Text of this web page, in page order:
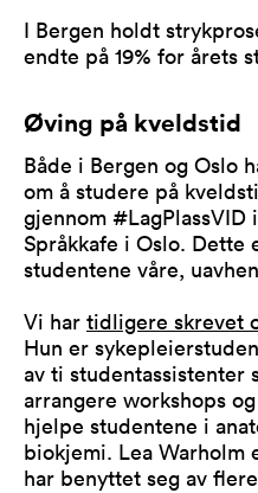
I Bergen holdt
endte på 19% for årets
Øving på kveldstid
Både i Bergen og Oslo
om å studere på
gjennom #LagPlassVID
Språkkafe i Oslo.
studentene våre,
Vi har tidligere skrevet
Hun er
av ti studentassistenter
arrangere workshops
hjelpe studentene i
biokjemi. Lea Warholm
har benyttet seg av